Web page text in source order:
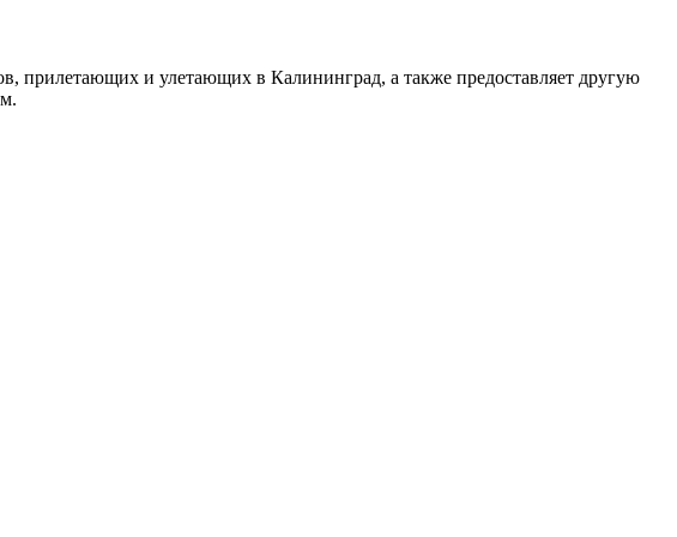
прилетающих и улетающих в Калининград, а также предоставляет другую